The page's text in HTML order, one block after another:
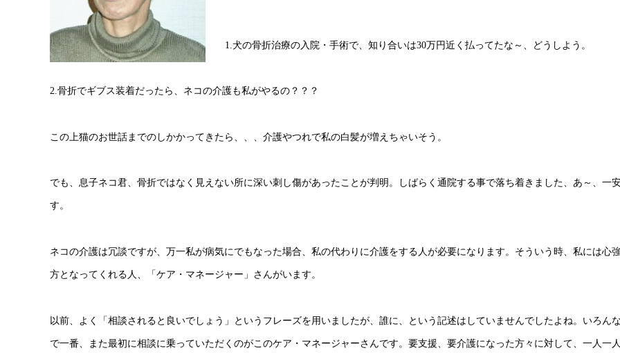
1.犬の骨折治療の入院・手術で、知り合いは30万円近く払ってたな～、どうしよう。
2.骨折でギブス装着だったら、ネコの介護も私がやるの？？？
この上猫のお世話までのしかかってきたら、、、介護やつれで私の白髪が増えちゃいそう。
でも、息子ネコ君、骨折ではなく見えない所に深い刺し傷があったことが判明。しばらく通院する事で落ち着きました、あ～、一
す。
ネコの介護は冗談ですが、万一私が病気にでもなった場合、私の代わりに介護をする人が必要になります。そういう時、私には心
方となってくれる人、「ケア・マネージャー」さんがいます。
以前、よく「相談されると良いでしょう」というフレーズを用いましたが、誰に、という記述はしていませんでしたよね。いろん
で一番、また最初に相談に乗っていただくのがこのケア・マネージャーさんです。要支援、要介護になった方々に対して、一人一